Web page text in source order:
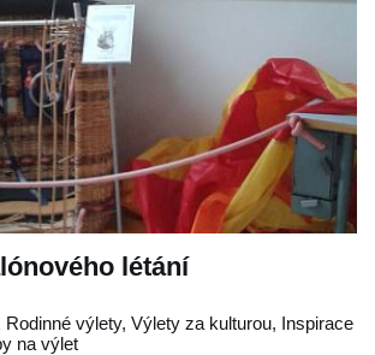
létání
Rodinné výlety, Výlety za kulturou, Inspirace
na výlet